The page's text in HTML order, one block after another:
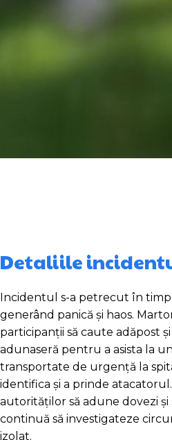
Detaliile
Incidentul s-a petrecut în
generând panică și haos.
participanții să caute adăpost
adunaseră pentru a asista la
transportate de urgență la
identifica și a prinde
autorităților să adune dovezi
continuă să investigateze
izolat.